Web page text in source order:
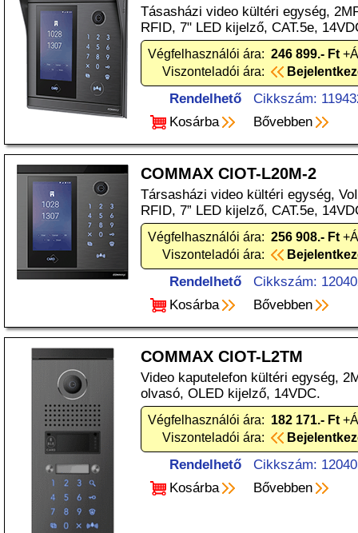
Tásasházi video kültéri egység,
RFID, 7" LED kijelző, CAT.5e,
Végfelhasználói ára: 246 899.- Ft
Viszonteladói ára:
Rendelhető
Cikkszám:
Kosárba
Bővebben
COMMAX CIOT-L20M-2
Társasházi video kültéri egység,
RFID, 7” LED kijelző, CAT.5e,
Végfelhasználói ára: 256 908.- Ft
Viszonteladói ára:
Rendelhető
Cikkszám:
Kosárba
Bővebben
COMMAX CIOT-L2TM
Video kaputelefon kültéri egység,
olvasó, OLED kijelző, 14VDC.
Végfelhasználói ára: 182 171.- Ft
Viszonteladói ára:
Rendelhető
Cikkszám:
Kosárba
Bővebben